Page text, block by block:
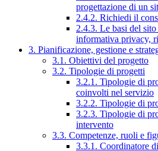
progettazione di un
2.4.2. Richiedi il
2.4.3. Le basi del
informativa privacy,
3. Pianificazione, gestione e
3.1. Obiettivi del progetto
3.2. Tipologie di progetti
3.2.1. Tipologie di
coinvolti nel servizio
3.2.2. Tipologie di
3.2.3. Tipologie di
intervento
3.3. Competenze, ruoli e
3.3.1. Coordinatore